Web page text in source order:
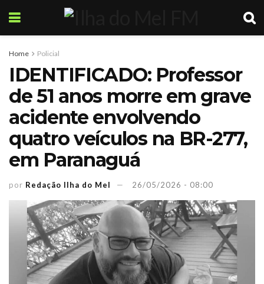
Home Policial
IDENTIFICADO: Professor
de 51 anos morre em grave
acidente envolvendo
quatro veículos na BR-277,
em Paranaguá
por Redação Ilha do Mel 26/05/2026 - 08:00